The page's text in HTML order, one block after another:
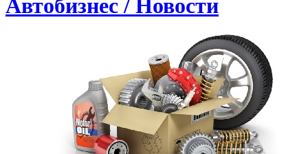
Автобизнес / Новости